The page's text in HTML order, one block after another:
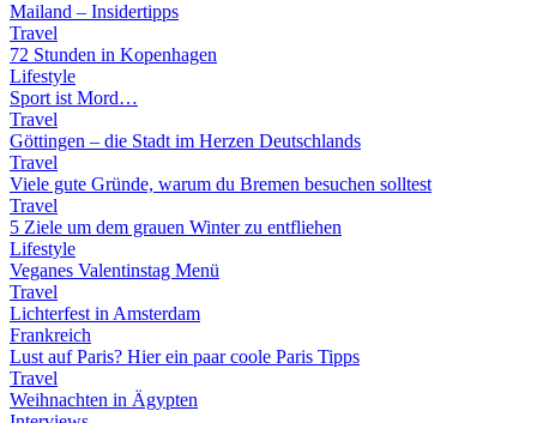
Mailand – Insidertipps
Travel
72 Stunden in Kopenhagen
Lifestyle
Sport ist Mord…
Travel
Göttingen – die Stadt im Herzen Deutschlands
Travel
Viele gute Gründe, warum du Bremen besuchen solltest
Travel
5 Ziele um dem grauen Winter zu entfliehen
Lifestyle
Veganes Valentinstag Menü
Travel
Lichterfest in Amsterdam
Frankreich
Lust auf Paris? Hier ein paar coole Paris Tipps
Travel
Weihnachten in Ägypten